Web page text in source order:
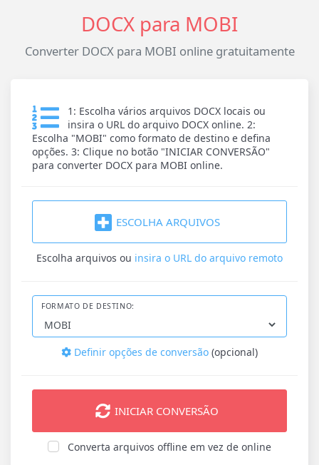
DOCX para MOBI
Converter DOCX para MOBI online gratuitamente
1: Escolha vários arquivos DOCX locais ou
insira o URL do arquivo DOCX online. 2:
Escolha "MOBI" como formato de destino e defina
opções. 3: Clique no botão "INICIAR CONVERSÃO"
para converter DOCX para MOBI online.
ESCOLHA ARQUIVOS
Escolha arquivos ou insira o URL do arquivo remoto
FORMATO DE DESTINO:
Definir opções de conversão (opcional)
INICIAR CONVERSÃO
Converta arquivos offline em vez de online